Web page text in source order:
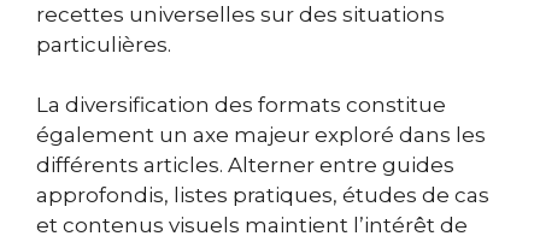
recettes universelles sur des situations
particulières.
La diversification des formats constitue
également un axe majeur exploré dans les
différents articles. Alterner entre guides
approfondis, listes pratiques, études de cas
et contenus visuels maintient l’intérêt de